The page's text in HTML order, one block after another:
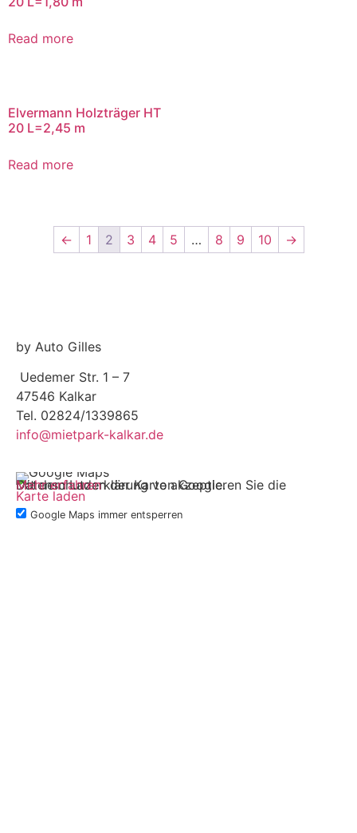
Read more
Elvermann Holzträger HT
20 L=2,45 m
Read more
← 1 2 3 4 5 … 8 9 10 →
by Auto Gilles
Uedemer Str. 1 – 7
47546 Kalkar
Tel. 02824/1339865
info@mietpark-kalkar.de
Mit dem Laden der Karte akzeptieren Sie die Datenschutzerklärung von Google.
Mehr erfahren
Karte laden
Google Maps immer entsperren